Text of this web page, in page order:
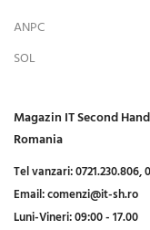
ANPC
SOL
Magazin IT Second
Romania
Tel vanzari:0721.230.806,
Email:comenzi@it-sh.ro
Luni-Vineri:09:00 - 17.00